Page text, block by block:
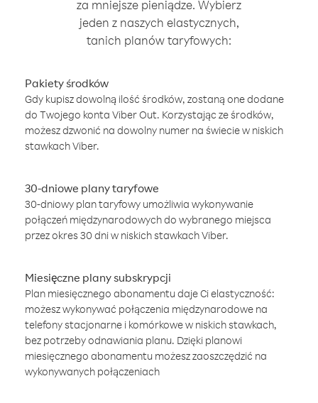
za mniejsze pieniądze. Wybierz
jeden z naszych elastycznych,
tanich planów taryfowych:
Pakiety środków
Gdy kupisz dowolną ilość środków, zostaną one dodane
do Twojego konta Viber Out. Korzystając ze środków,
możesz dzwonić na dowolny numer na świecie w niskich
stawkach Viber.
30-dniowe plany taryfowe
30-dniowy plan taryfowy umożliwia wykonywanie
połączeń międzynarodowych do wybranego miejsca
przez okres 30 dni w niskich stawkach Viber.
Miesięczne plany subskrypcji
Plan miesięcznego abonamentu daje Ci elastyczność:
możesz wykonywać połączenia międzynarodowe na
telefony stacjonarne i komórkowe w niskich stawkach,
bez potrzeby odnawiania planu. Dzięki planowi
miesięcznego abonamentu możesz zaoszczędzić na
wykonywanych połączeniach